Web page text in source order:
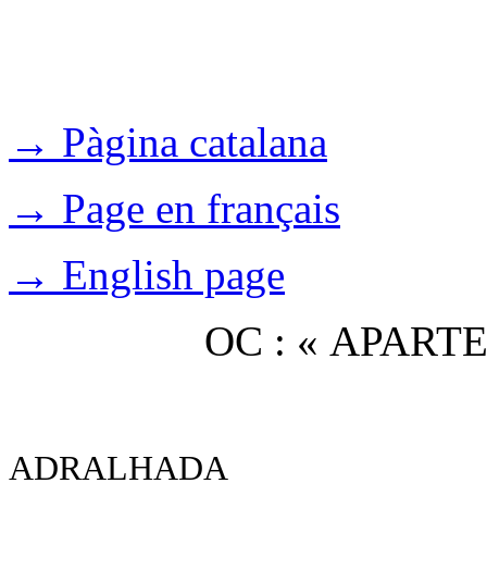
→ Pàgina catalana
→ Page en français
→ English page
OC : «
ADRALHADA